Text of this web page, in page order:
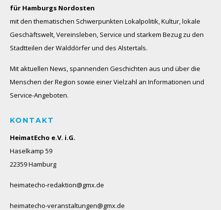
für Hamburgs Nordosten
mit den thematischen Schwerpunkten Lokalpolitik, Kultur, lokale
Geschäftswelt, Vereinsleben, Service und starkem Bezug zu den
Stadtteilen der Walddörfer und des Alstertals.
Mit aktuellen News, spannenden Geschichten aus und über die
Menschen der Region sowie einer Vielzahl an Informationen und
Service-Angeboten.
KONTAKT
HeimatEcho e.V. i.G.
Haselkamp 59
22359 Hamburg
heimatecho-redaktion@gmx.de
heimatecho-veranstaltungen@gmx.de